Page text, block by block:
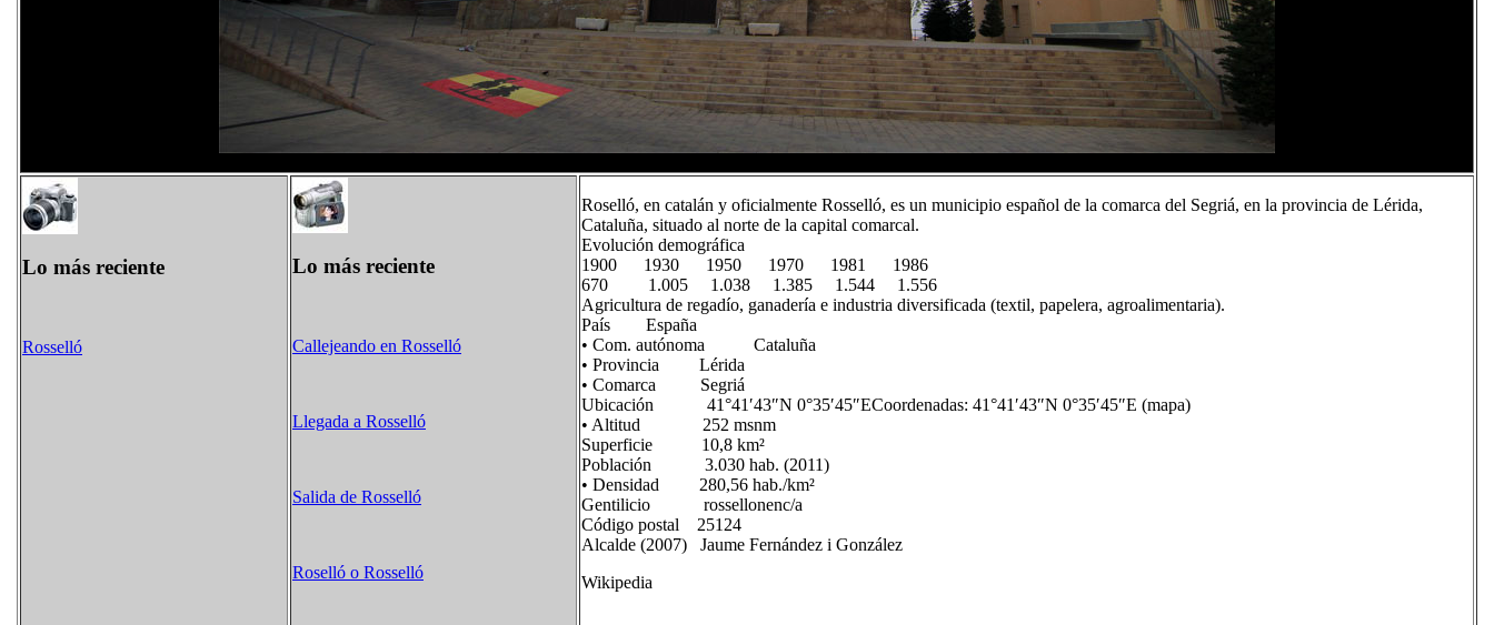
Lo más reciente
Rosselló
Lo más reciente
Callejeando en Rosselló
Llegada a Rosselló
Salida de Rosselló
Roselló o Rosselló
Roselló, en catalán y oficialmente Rosselló, es un municipio español de la comarca del Segriá, en la provincia de Lérida,
Cataluña, situado al norte de la capital comarcal.
Evolución demográfica
1900 1930 1950 1970 1981 1986
670 1.005 1.038 1.385 1.544 1.556
Agricultura de regadío, ganadería e industria diversificada (textil, papelera, agroalimentaria).
País España
• Com. autónoma Cataluña
• Provincia Lérida
• Comarca Segriá
Ubicación 41°41′43″N 0°35′45″ECoordenadas: 41°41′43″N 0°35′45″E (mapa)
• Altitud 252 msnm
Superficie 10,8 km²
Población 3.030 hab. (2011)
• Densidad 280,56 hab./km²
Gentilicio rossellonenc/a
Código postal 25124
Alcalde (2007) Jaume Fernández i González
Wikipedia